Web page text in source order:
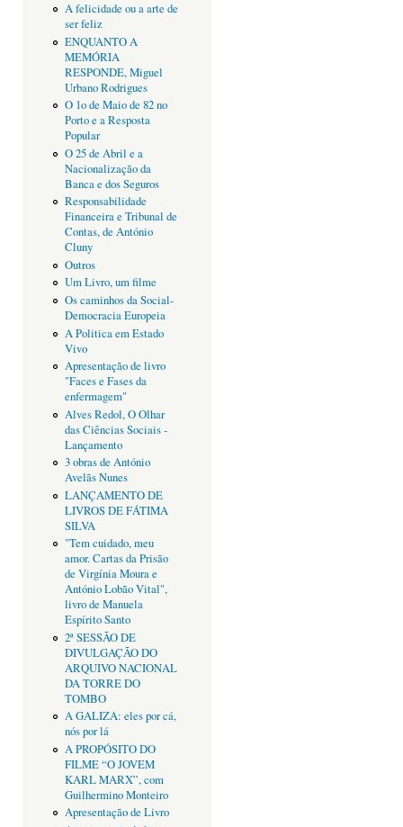
A felicidade ou a arte de
ser feliz
ENQUANTO A
MEMÓRIA
RESPONDE, Miguel
Urbano Rodrigues
O 1o de Maio de 82 no
Porto e a Resposta
Popular
O 25 de Abril e a
Nacionalização da
Banca e dos Seguros
Responsabilidade
Financeira e Tribunal de
Contas, de António
Cluny
Outros
Um Livro, um filme
Os caminhos da Social-
Democracia Europeia
A Politica em Estado
Vivo
Apresentação de livro
"Faces e Fases da
enfermagem"
Alves Redol, O Olhar
das Ciências Sociais -
Lançamento
3 obras de António
Avelãs Nunes
LANÇAMENTO DE
LIVROS DE FÁTIMA
SILVA
"Tem cuidado, meu
amor. Cartas da Prisão
de Virgínia Moura e
António Lobão Vital",
livro de Manuela
Espírito Santo
2ª SESSÃO DE
DIVULGAÇÃO DO
ARQUIVO NACIONAL
DA TORRE DO
TOMBO
A GALIZA: eles por cá,
nós por lá
A PROPÓSITO DO
FILME “O JOVEM
KARL MARX”, com
Guilhermino Monteiro
Apresentação de Livro